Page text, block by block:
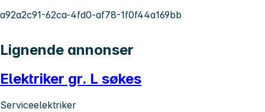
a92a2c91-62ca-4fd0-af78-1f0f44a169bb
Lignende annonser
Elektriker gr. L søkes
Serviceelektriker